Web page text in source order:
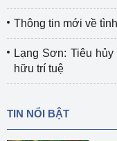
Thông tin mới về
Lạng Sơn: Tiêu
hữu trí tuệ
TIN NỔI BẬT